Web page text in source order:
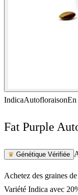
IndicaAutofloraisonEn
Fat Purple
♛ Génétique Vérifiée
Achetez des graines
Variété Indica avec